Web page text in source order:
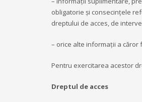
obligatorie și consecințele
dreptului de acces, de
– orice alte informații a
Pentru exercitarea acestor
Dreptul de acces